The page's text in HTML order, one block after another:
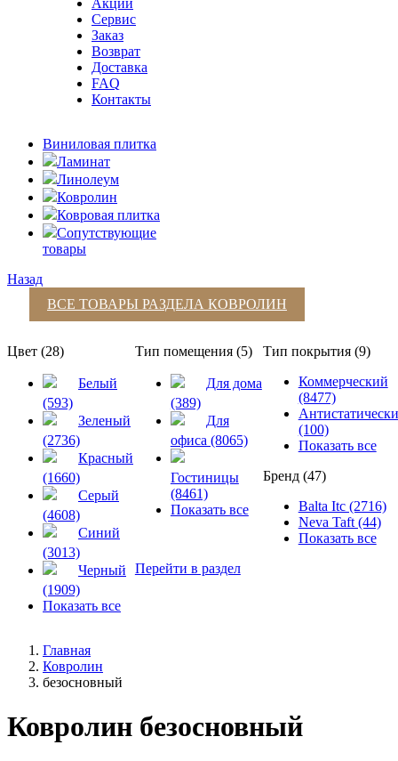
Акции
Сервис
Заказ
Возврат
Доставка
FAQ
Контакты
Виниловая плитка
Ламинат
Линолеум
Ковролин
Ковровая плитка
Сопутствующие
товары
Назад
ВСЕ ТОВАРЫ РАЗДЕЛА КОВРОЛИН
Цвет (28)
Белый
(593)
Зеленый
(2736)
Красный
(1660)
Серый
(4608)
Синий
(3013)
Черный
(1909)
Показать все
Тип помещения (5)
Для дома
(389)
Для
офиса (8065)
Гостиницы
(8461)
Показать все
Тип покрытия (9)
Коммерческий
(8477)
(100)
Показать все
Бренд (47)
Balta Itc (2716)
Neva Taft (44)
Показать все
Перейти в раздел
Главная
Ковролин
безосновный
Ковролин безосновный